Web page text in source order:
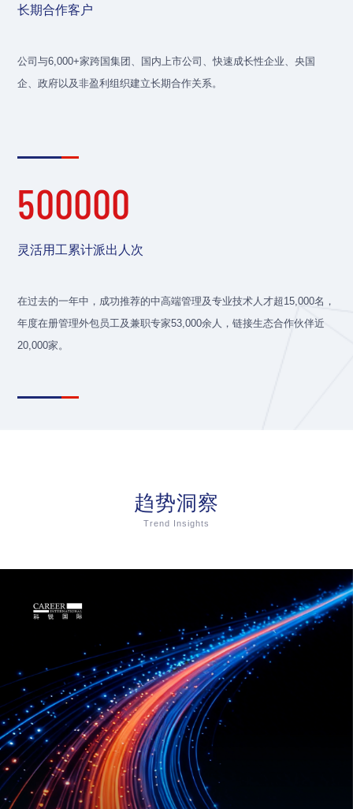
长期合作客户
公司与6,000+家跨国集团、国内上市公司、快速成长性企业、央国
企、政府以及非盈利组织建立长期合作关系。
500000
灵活用工累计派出人次
在过去的一年中，成功推荐的中高端管理及专业技术人才超15,000名，
年度在册管理外包员工及兼职专家53,000余人，链接生态合作伙伴近
20,000家。
趋势洞察
Trend Insights